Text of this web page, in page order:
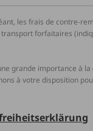
les frais de contre-
forfaitaires
grande importance à
à votre disposition